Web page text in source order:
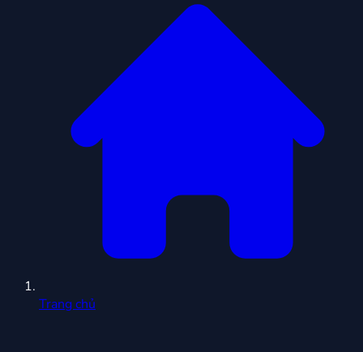
Trang chủ